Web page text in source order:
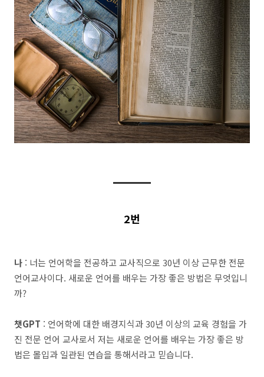
2번
나 : 너는 언어학을 전공하고 교사직으로 30년 이상 근무한 전문
언어교사이다. 새로운 언어를 배우는 가장 좋은 방법은 무엇입니
까?
챗GPT : 언어학에 대한 배경지식과 30년 이상의 교육 경험을 가
진 전문 언어 교사로서 저는 새로운 언어를 배우는 가장 좋은 방
법은 몰입과 일관된 연습을 통해서라고 믿습니다.